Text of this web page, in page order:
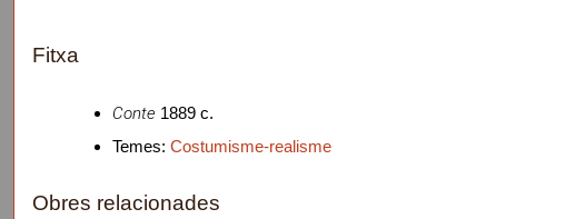
Fitxa
Conte 1889 c.
Temes: Costumisme-realisme
Obres relacionades